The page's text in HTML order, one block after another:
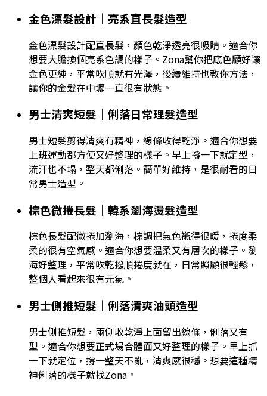
金色漂髮設計｜亮系直長髮造型
金色漂髮設計配直長髮，顏色乾淨透亮很吸睛。適合你
想要大膽換個亮系色調的樣子。Zona幫你把底色顧好讓
金色更純，平常吹順就有光澤，後續維持也教你方法，
讓你的金髮在中壢一直很有狀態。
男士清爽短髮｜俐落日常理髮造型
男士短髮剪得清爽有精神，線條收得乾淨。適合你想要
上班運動都方便又好整理的樣子。早上撥一下就定型，
流汗也不塌，整天都俐落。簡單好維持，是很耐看的日
常男士造型。
棕色微捲長髮｜韓系瀏海燙髮造型
棕色長髮配微捲加瀏海，棕調把氣色襯得很暖，捲度柔
柔的很有空氣感。適合你想要溫柔又有層次的樣子。瀏
海好整理，平常吹乾撥順捲度就在，日常照顧很輕鬆，
整個人看起來很有元氣。
男士側推短髮｜俐落清爽油頭造型
男士側推短髮，兩側收乾淨上面留出線條，俐落又有
型。適合你想要正式場合體面又好整理的樣子。早上抓
一下就定位，撐一整天不亂，清爽感很穩。想要這種精
神俐落的樣子就找Zona。